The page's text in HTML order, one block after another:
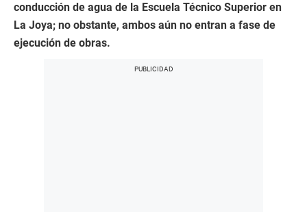
conducción de agua de la Escuela Técnico Superior en
La Joya; no obstante, ambos aún no entran a fase de
ejecución de obras.